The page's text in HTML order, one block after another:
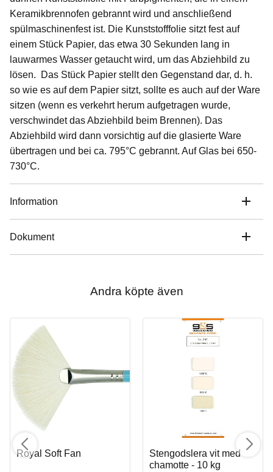
Keramikbrennofen gebrannt wird und anschließend
spülmaschinenfest ist. Die Kunststofffolie sitzt fest auf
einem Stück Papier, das etwa 30 Sekunden lang in
lauwarmes Wasser getaucht wird, um das Abziehbild zu
lösen. Das Stück Papier stellt den Gegenstand dar, d. h.
so wie es auf dem Papier sitzt, sollte es auch auf der Ware
sitzen (wenn es verkehrt herum aufgetragen wurde,
verschwindet das Abziehbild beim Brennen). Das
Abziehbild wird dann vorsichtig auf die glasierte Ware
übertragen und bei ca. 795°C gebrannt. Auf Glas bei 650-
730°C.
Information
Dokument
Andra köpte även
Royal Soft Fan
Stengodslera vit med
chamotte - 10 kg